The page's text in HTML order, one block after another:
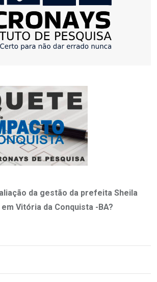
da gestão da prefeita Sheila
Vitória da Conquista -BA?